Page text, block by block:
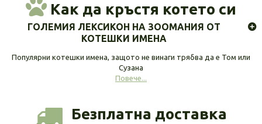
Как да кръстя котето си
ГОЛЕМИЯ ЛЕКСИКОН НА ЗООМАНИЯ ОТ
КОТЕШКИ ИМЕНА
Популярни котешки имена, защото не винаги трябва да е Том или
Сузана
Повече...
Безплатна доставка